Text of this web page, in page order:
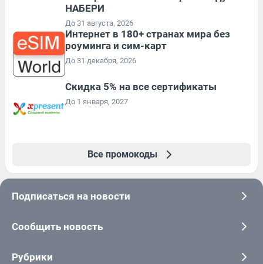
НАБЕРИ
До 31 августа, 2026
Интернет в 180+ странах мира без
роуминга и сим-карт
До 31 декабря, 2026
Скидка 5% на все сертификаты
До 1 января, 2027
Все промокоды
Подписаться на новости
Сообщить новость
Рубрики